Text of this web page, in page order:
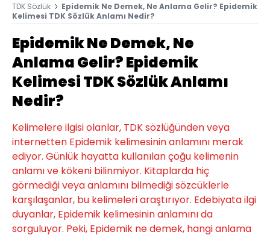
TDK Sözlük
Epidemik Ne Demek, Ne Anlama Gelir? Epidemik
Kelimesi TDK Sözlük Anlamı Nedir?
Epidemik Ne Demek, Ne
Anlama Gelir? Epidemik
Kelimesi TDK Sözlük Anlamı
Nedir?
Kelimelere ilgisi olanlar, TDK sözlüğünden veya
internetten Epidemik kelimesinin anlamını merak
ediyor. Günlük hayatta kullanılan çoğu kelimenin
anlamı ve kökeni bilinmiyor. Kitaplarda hiç
görmediği veya anlamını bilmediği sözcüklerle
karşılaşanlar, bu kelimeleri araştırıyor. Edebiyata ilgi
duyanlar, Epidemik kelimesinin anlamını da
sorguluyor. Peki, Epidemik ne demek, hangi anlama